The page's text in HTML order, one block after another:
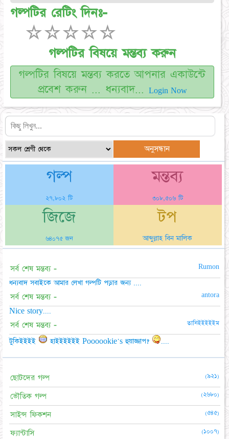
গল্পটির রেটিং দিনঃ-
☆
☆
☆
☆
☆
গল্পটির বিষয়ে মন্তব্য করুন
গল্পটির বিষয়ে মন্তব্য করতে আপনার একাউন্টে
প্রবেশ করুন ... ধন্যবাদ...
Login Now
গল্প
২৭,৮০২ টি
মন্তব্য
৩০৮,৫০৬ টি
জিজে
৬৪০৭৫ জন
টপ
আব্দুল্লাহ বিন মালিক
সর্ব শেষ মন্তব্য - Rumon
ধন্যবাদ সবাইকে আমার লেখা গল্পটি পড়ার জন্য ....
সর্ব শেষ মন্তব্য - antora
Nice story....
সর্ব শেষ মন্তব্য - তানিইইইইইম
টুকিইইইই হাইইইইইই Poooookie's হুয়াজ্জাপ?
ছোটদের গল্প (৯২১)
ভৌতিক গল্প (২৬৮০)
সাইন্স ফিকশন (৫৪৫)
ফ্যান্টাসি (১০০৭)